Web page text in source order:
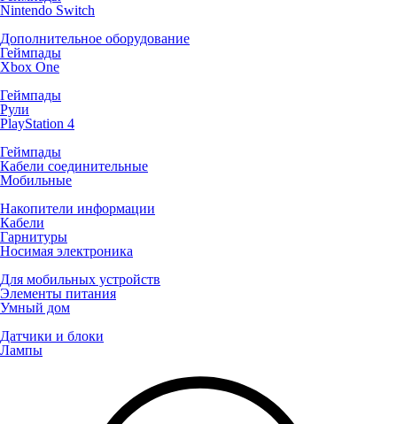
Nintendo Switch
Дополнительное оборудование
Геймпады
Xbox One
Геймпады
Рули
PlayStation 4
Геймпады
Кабели соединительные
Мобильные
Накопители информации
Кабели
Гарнитуры
Носимая электроника
Для мобильных устройств
Элементы питания
Умный дом
Датчики и блоки
Лампы